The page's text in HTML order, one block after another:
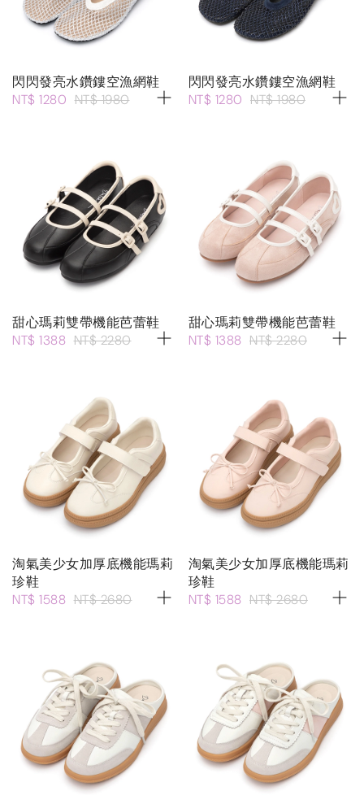
閃閃發亮水鑽鏤空漁網鞋
NT$ 1280 NT$ 1980
閃閃發亮水鑽鏤空漁網鞋
NT$ 1280 NT$ 1980
甜心瑪莉雙帶機能芭蕾鞋
NT$ 1388 NT$ 2280
甜心瑪莉雙帶機能芭蕾鞋
NT$ 1388 NT$ 2280
淘氣美少女加厚底機能瑪莉
珍鞋
NT$ 1588 NT$ 2680
淘氣美少女加厚底機能瑪莉
珍鞋
NT$ 1588 NT$ 2680